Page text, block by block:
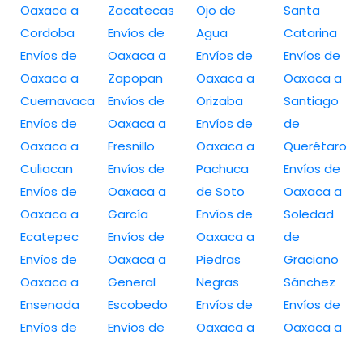
Oaxaca a
Cordoba
Envíos de
Oaxaca a
Cuernavaca
Envíos de
Oaxaca a
Culiacan
Envíos de
Oaxaca a
Ecatepec
Envíos de
Oaxaca a
Ensenada
Envíos de
Zacatecas
Envíos de
Oaxaca a
Zapopan
Envíos de
Oaxaca a
Fresnillo
Envíos de
Oaxaca a
García
Envíos de
Oaxaca a
General
Escobedo
Envíos de
Ojo de
Agua
Envíos de
Oaxaca a
Orizaba
Envíos de
Oaxaca a
Pachuca
de Soto
Envíos de
Oaxaca a
Piedras
Negras
Envíos de
Oaxaca a
Santa
Catarina
Envíos de
Oaxaca a
Santiago
de
Querétaro
Envíos de
Oaxaca a
Soledad
de
Graciano
Sánchez
Envíos de
Oaxaca a